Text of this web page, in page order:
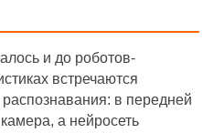
и до роботов-
встречаются
в передней
а нейросеть